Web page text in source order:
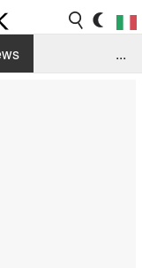
...